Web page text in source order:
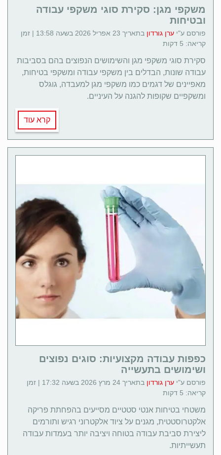
משקפי מגן: סקירת סוגי משקפי עבודה
ובטיחות
פורסם ע"י ערן גורדון
בתאריך 23 אפריל 2026 בשעה 13:58 | זמן
קריאה: 5 דקות
סקירת סוגי משקפי מגן והשימושים הנפוצים בהם בסביבות
עבודה שונות, הבדלים בין משקפי עבודה ומשקפי בטיחות,
מאפיינים של דגמים כמו משקפי מגן למעבדה, גוגלס
ומשקפיים שקופות להגנה על העיניים.
קרא עוד
כפפות עבודה מקצועיות: סוגים נפוצים
ושימושים בתעשייה
פורסם ע"י ערן גורדון
בתאריך 24 מרץ 2026 בשעה 17:32 | זמן
קריאה: 5 דקות
משטחי בטיחות אנטי סטטיים מסייעים בהפחתת פריקה
אלקטרוסטטית, מגנים על ציוד אלקטרוני רגיש ותורמים
ליצירת סביבת עבודה בטוחה ויציבה יותר בעמדות עבודה
תעשייתיות.